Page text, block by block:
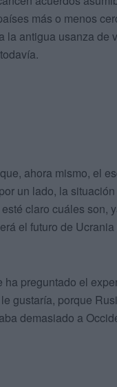
más o menos
la antigua usanza de
ahora mismo, el
un lado, la
claro cuáles son,
el futuro de
ha preguntado el
gustaría, porque
demasiado a